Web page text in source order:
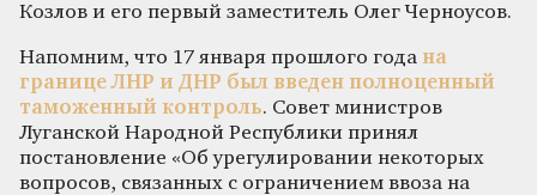
Козлов и его первый заместитель Олег Черноусов.
Напомним, что 17 января прошлого года на
границе ЛНР и ДНР был введен полноценный
таможенный контроль. Совет министров
Луганской Народной Республики принял
постановление «Об урегулировании некоторых
вопросов, связанных с ограничением ввоза на